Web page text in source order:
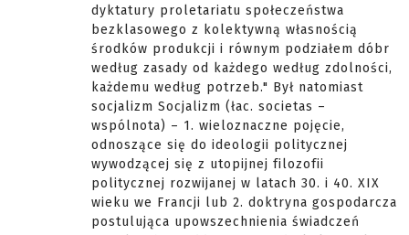
dyktatury proletariatu społeczeństwa
bezklasowego z kolektywną własnością
środków produkcji i równym podziałem dóbr
według zasady od każdego według zdolności,
każdemu według potrzeb." Był natomiast
socjalizm Socjalizm (łac. societas –
wspólnota) – 1. wieloznaczne pojęcie,
odnoszące się do ideologii politycznej
wywodzącej się z utopijnej filozofii
politycznej rozwijanej w latach 30. i 40. XIX
wieku we Francji lub 2. doktryna gospodarcza
postulująca upowszechnienia świadczeń